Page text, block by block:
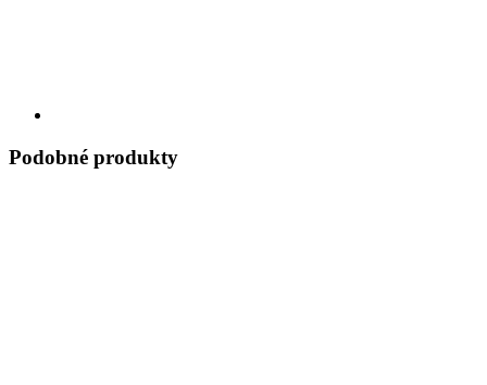
Podobné produkty